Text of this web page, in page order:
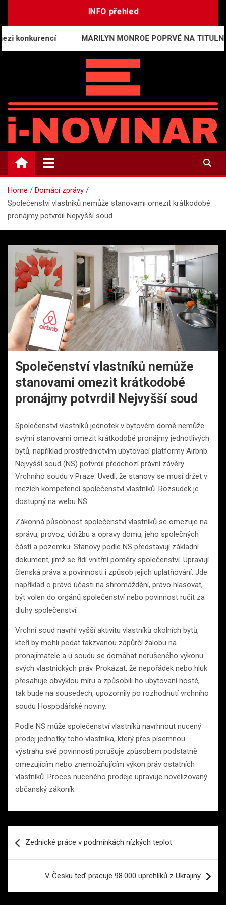
INFO přehled
MARILYN MONROE POPRVÉ NA TITULNÍ
i-NOVINÁŘ
Mediální komunikace a press relations
Home
Domácí zprávy
Společenství vlastníků nemůže stanovami omezit krátkodobé
pronájmy potvrdil Nejvyšší soud
Společenství vlastníků nemůže
stanovami omezit krátkodobé
pronájmy potvrdil Nejvyšší soud
Společenství vlastníků jednotek v bytovém domě nemůže
svými stanovami omezit krátkodobé pronájmy jednotlivých
bytů, například prostřednictvím ubytovací platformy Airbnb.
Nejvyšší soud (NS) potvrdil předchozí právní závěry
Vrchního soudu v Praze. Uvedl, že stanovy se musí držet v
mezích kompetencí společenství vlastníků. Rozsudek je
dostupný na webu NS.
Zákonná působnost společenství vlastníků se omezuje na
správu, provoz, údržbu a opravy domu, jeho společných
částí a pozemku. Stanovy podle NS představují základní
dokument, jímž se řídí vnitřní poměry společenství. Upravují
členská práva a povinnosti i způsob jejich uplatňování. Jde
například o právo účasti na shromáždění, právo hlasovat,
být volen do orgánů společenství nebo povinnost ručit za
dluhy společenství.
Vrchní soud navrhl vyšší aktivitu vlastníků okolních bytů,
kteří by mohli podat takzvanou zápůrčí žalobu na
pronajímatele a u soudu se domáhat nerušeného výkonu
svých vlastnických práv. Prokázat, že nepořádek nebo hluk
přesahuje obvyklou míru a způsobili ho ubytovaní hosté,
tak bude na sousedech, upozornily po rozhodnutí vrchního
soudu Hospodářské noviny.
Podle NS může společenství vlastníků navrhnout nucený
prodej jednotky toho vlastníka, který přes písemnou
výstrahu své povinnosti porušuje způsobem podstatně
omezujícím nebo znemožňujícím výkon práv ostatních
vlastníků. Proces nuceného prodeje upravuje novelizovaný
občanský zákoník.
proZednické práce v podmínkách nízkých teplot
V Česku teď pracuje 98.000 uprchlíků z Ukrajiny